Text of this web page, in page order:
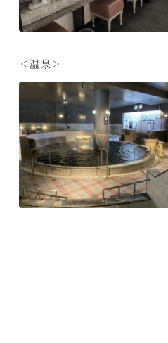
＜温泉＞